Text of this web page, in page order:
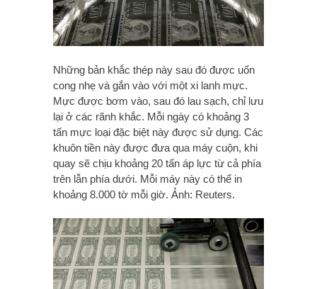
Những bản khắc thép này sau đó được uốn
cong nhẹ và gắn vào với một xi lanh mực.
Mực được bơm vào, sau đó lau sạch, chỉ lưu
lại ở các rãnh khắc. Mỗi ngày có khoảng 3
tấn mực loại đặc biệt này được sử dụng. Các
khuôn tiền này được đưa qua máy cuộn, khi
quay sẽ chịu khoảng 20 tấn áp lực từ cả phía
trên lẫn phía dưới. Mỗi máy này có thể in
khoảng 8.000 tờ mỗi giờ. Ảnh: Reuters.